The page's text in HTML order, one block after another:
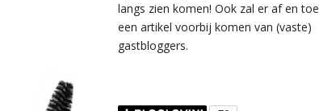
langs zien komen! Ook zal er af en toe
een artikel voorbij komen van (vaste)
gastbloggers.